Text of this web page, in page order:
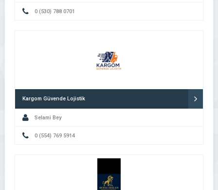
0 (530) 788 0701
Kargom Güvende Lojistik
Selami Bey
0 (554) 769 5914